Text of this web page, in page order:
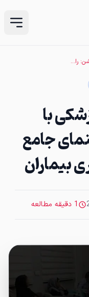
بازاریابی دندانپزشکی با گیمیفیکیشن: راهنمای جامع برای جذب و نگهداری بیماران
با
جامع
بیماران
1 دقیقه مطالعه